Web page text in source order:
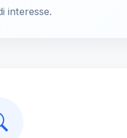
interesse.